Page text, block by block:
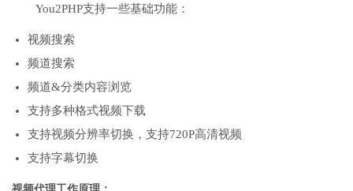
You2PHP支持一些基础功能：
视频搜索
频道搜索
频道&分类内容浏览
支持多种格式视频下载
支持视频分辨率切换，支持720P高清视频
支持字幕切换